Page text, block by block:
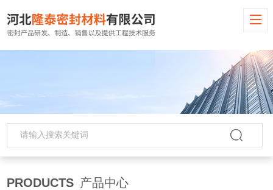
PRODUCTS 产品中心